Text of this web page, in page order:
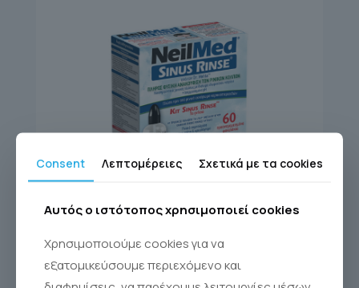
SINUS RINSE KIT 60
Sinus Rinse®
Consent Λεπτομέρειες Σχετικά με τα cookies
Αυτός ο ιστότοπος χρησιμοποιεί cookies
Χρησιμοποιούμε cookies για να
εξατομικεύσουμε περιεχόμενο και